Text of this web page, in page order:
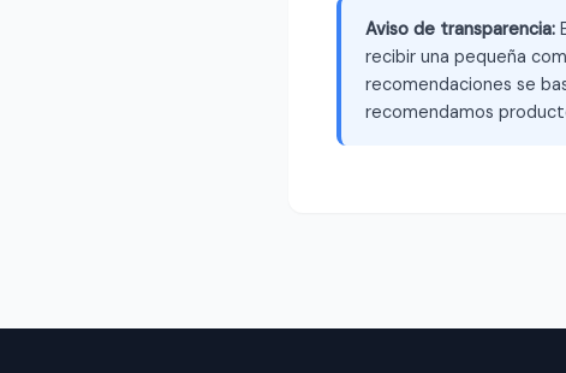
Aviso de transparencia:
recibir una pequeña
recomendaciones se
recomendamos